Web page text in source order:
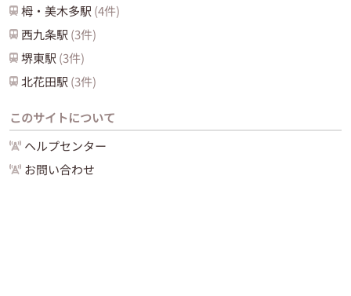
栂・美木多駅 (4件)
西九条駅 (3件)
堺東駅 (3件)
北花田駅 (3件)
このサイトについて
ヘルプセンター
お問い合わせ